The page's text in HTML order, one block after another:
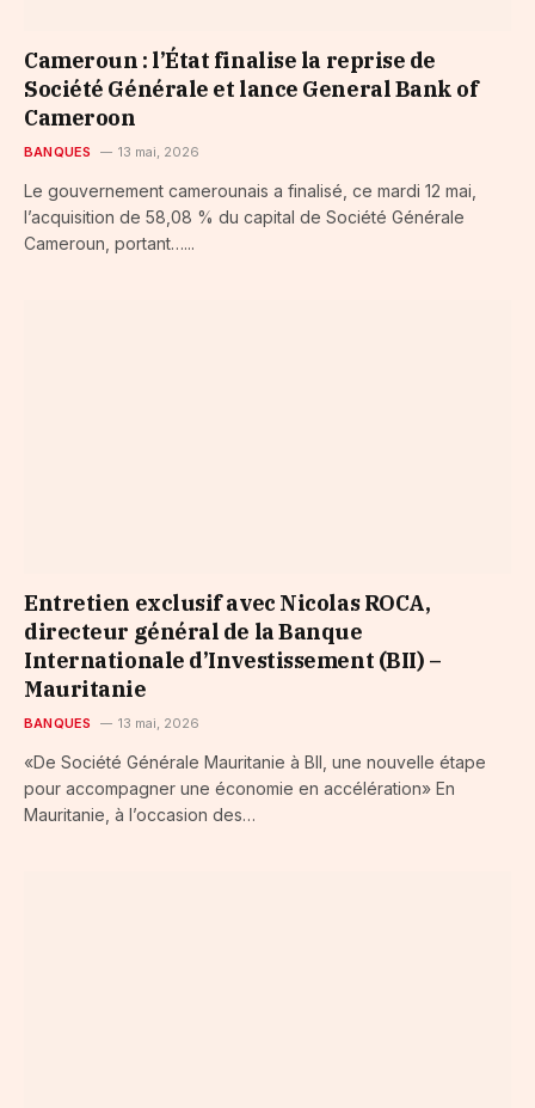
Cameroun : l’État finalise la reprise de
Société Générale et lance General Bank of
Cameroon
BANQUES 13 mai, 2026
Le gouvernement camerounais a finalisé, ce mardi 12 mai,
l’acquisition de 58,08 % du capital de Société Générale
Cameroun, portant…...
Entretien exclusif avec Nicolas ROCA,
directeur général de la Banque
Internationale d’Investissement (BII) –
Mauritanie
BANQUES 13 mai, 2026
«De Société Générale Mauritanie à BII, une nouvelle étape
pour accompagner une économie en accélération» En
Mauritanie, à l’occasion des…